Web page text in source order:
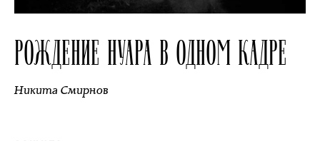
РОЖДЕНИЕ НУАРА В ОДНОМ КАДРЕ
Никита Смирнов